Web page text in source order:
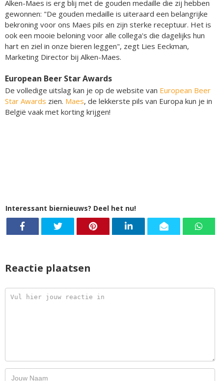
Alken-Maes is erg blij met de gouden medaille die zij hebben
gewonnen: "De gouden medaille is uiteraard een belangrijke
bekroning voor ons Maes pils en zijn sterke receptuur. Het is
ook een mooie beloning voor alle collega's die dagelijks hun
hart en ziel in onze bieren leggen", zegt Lies Eeckman,
Marketing Director bij Alken-Maes.
European Beer Star Awards
De volledige uitslag kan je op de website van European Beer
Star Awards zien. Maes, de lekkerste pils van Europa kun je in
België vaak met korting krijgen!
Interessant biernieuws? Deel het nu!
Reactie plaatsen